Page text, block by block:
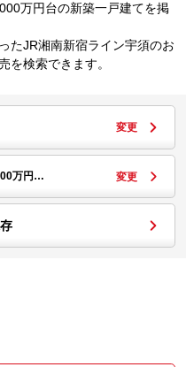
万円台の新築一戸建てを掲
たJR湘南新宿ライン宇須のお
を検索できます。
変更
万円… 変更